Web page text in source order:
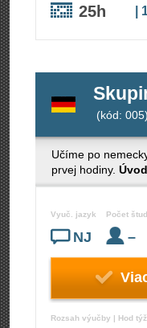
25h |
(kód: 005)
Učíme po
prvej hodiny.
Vyuč. jazyk
NJ
Počet
–
Rozsah výučby | Hod